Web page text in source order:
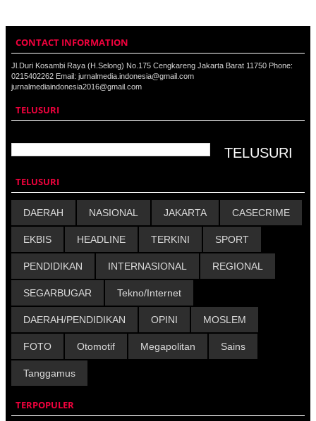
CONTACT INFORMATION
Jl.Duri Kosambi Raya (H.Selong) No.175 Cengkareng Jakarta Barat 11750 Phone:
0215402262 Email: jurnalmedia.indonesia@gmail.com
jurnalmediaindonesia2016@gmail.com
TELUSURI
TELUSURI
DAERAH NASIONAL JAKARTA CASECRIME
EKBIS HEADLINE TERKINI SPORT
PENDIDIKAN INTERNASIONAL REGIONAL
SEGARBUGAR Tekno/Internet
DAERAH/PENDIDIKAN OPINI MOSLEM
FOTO Otomotif Megapolitan Sains
Tanggamus
TERPOPULER